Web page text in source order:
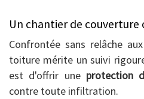
Un chantier de couverture
Confrontée sans relâche aux
toiture mérite un suivi
est d'offrir une protection
contre toute infiltration.